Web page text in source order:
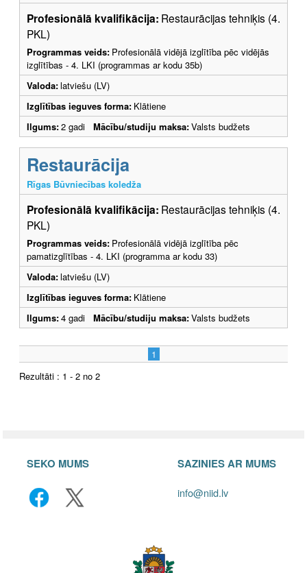
Profesionālā kvalifikācija: Restaurācijas tehniķis (4.
PKL)
Programmas veids: Profesionālā vidējā izglītība pēc vidējās
izglītības - 4. LKI (programmas ar kodu 35b)
Valoda:latviešu (LV)
Izglītības ieguves forma: Klātiene
Ilgums:2 gadi Mācību/studiju maksa:Valsts budžets
Restaurācija
Rīgas Būvniecības koledža
Profesionālā kvalifikācija: Restaurācijas tehniķis (4.
PKL)
Programmas veids: Profesionālā vidējā izglītība pēc
pamatizglītības - 4. LKI (programma ar kodu 33)
Valoda:latviešu (LV)
Izglītības ieguves forma: Klātiene
Ilgums:4 gadi Mācību/studiju maksa:Valsts budžets
1
Rezultāti : 1 - 2 no 2
SEKO MUMS SAZINIES AR MUMS
info@niid.lv